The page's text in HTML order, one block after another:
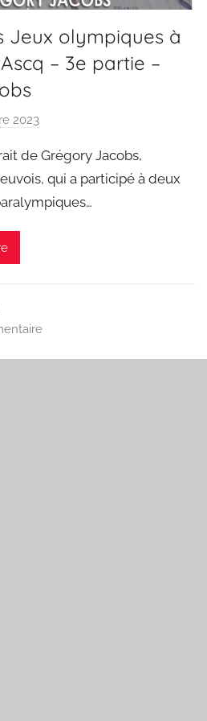
Jeux olympiques à
– 3e partie –
2023
r
S
p
a
de Grégory Jacobs,
qui a participé à deux